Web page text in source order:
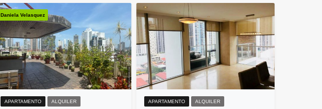
Alquiler
US$6,200
Daniela Velasquez
APARTAMENTO ALQUILER APARTAMENTO ALQUILER